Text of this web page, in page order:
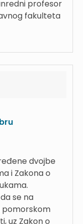
profesor
fakulteta
dvojbe
i Zakona o
se na
pomorskom
uz Zakon o